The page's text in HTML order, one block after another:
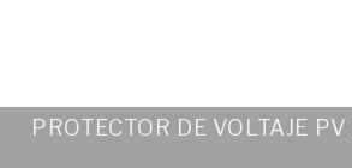
PROTECTOR DE VOLTAJE